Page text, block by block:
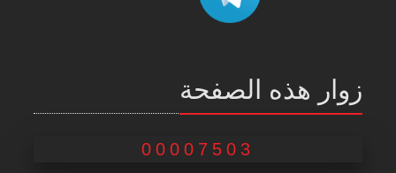
زوار هذه الصفحة
00007503